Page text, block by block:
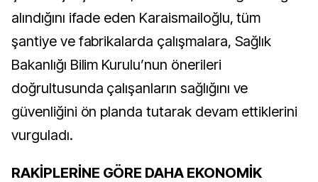
alındığını ifade eden Karaismailoğlu, tüm
şantiye ve fabrikalarda çalışmalara, Sağlık
Bakanlığı Bilim Kurulu’nun önerileri
doğrultusunda çalışanların sağlığını ve
güvenliğini ön planda tutarak devam ettiklerini
vurguladı.
RAKİPLERİNE GÖRE DAHA EKONOMİK